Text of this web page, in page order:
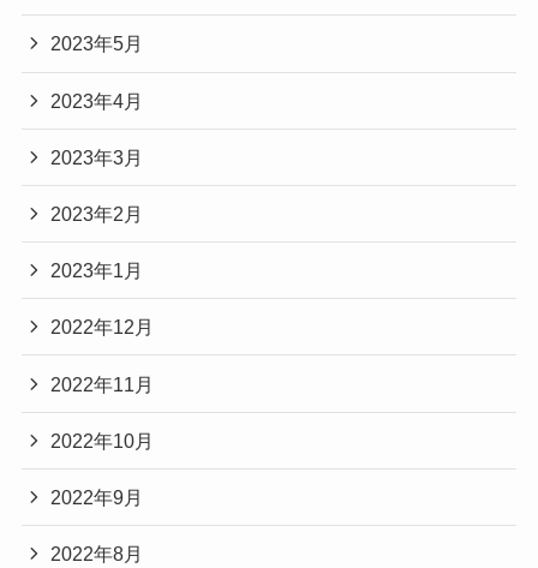
2023年5月
2023年4月
2023年3月
2023年2月
2023年1月
2022年12月
2022年11月
2022年10月
2022年9月
2022年8月